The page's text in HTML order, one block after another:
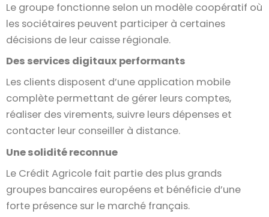
Le groupe fonctionne selon un modèle coopératif où
les sociétaires peuvent participer à certaines
décisions de leur caisse régionale.
Des services digitaux performants
Les clients disposent d’une application mobile
complète permettant de gérer leurs comptes,
réaliser des virements, suivre leurs dépenses et
contacter leur conseiller à distance.
Une solidité reconnue
Le Crédit Agricole fait partie des plus grands
groupes bancaires européens et bénéficie d’une
forte présence sur le marché français.